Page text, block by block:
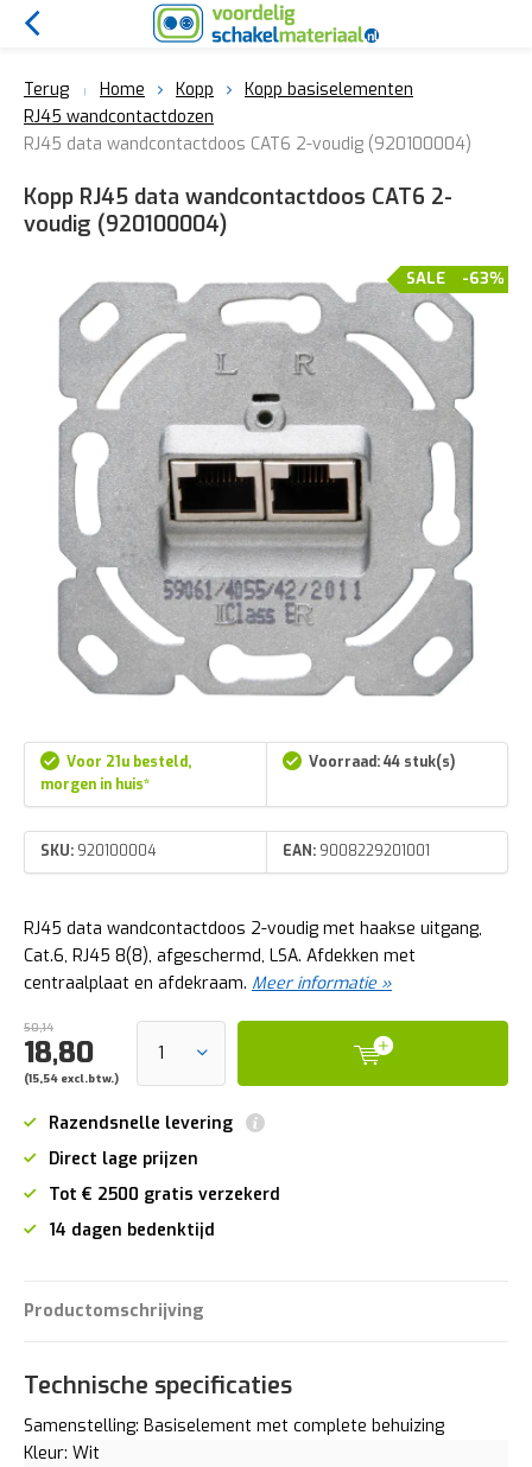
Terug Home Kopp
Kopp basiselementen
RJ45 wandcontactdozen
RJ45 data wandcontactdoos CAT6 2-voudig (920100004)
Kopp RJ45 data wandcontactdoos CAT6 2-
voudig (920100004)
-63%
SALE
Voor 21u besteld,
morgen in huis*
Voorraad: 44 stuk(s)
SKU: 920100004 EAN: 9008229201001
RJ45 data wandcontactdoos 2-voudig met haakse uitgang,
Cat.6, RJ45 8(8), afgeschermd, LSA. Afdekken met
centraalplaat en afdekraam. Meer informatie »
50,14
18,80
(15,54 excl.btw.)
Razendsnelle levering
Direct lage prijzen
Tot € 2500 gratis verzekerd
14 dagen bedenktijd
Productomschrijving
Technische specificaties
Samenstelling: Basiselement met complete behuizing
Kleur: Wit